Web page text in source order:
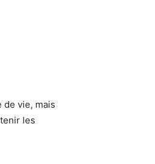
vie, mais
les